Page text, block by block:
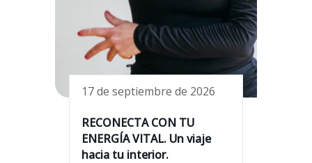
17 de septiembre de 2026
RECONECTA CON TU
ENERGÍA VITAL. Un viaje
hacia tu interior.